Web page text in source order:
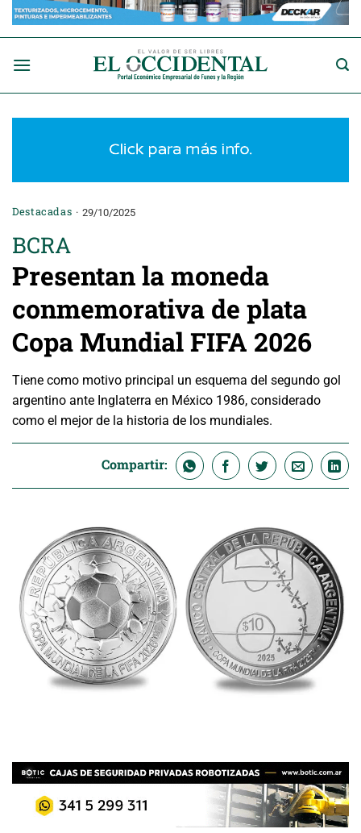
Saltar
Destacadas 29/10/2025
BCRA
Presentan la moneda
conmemorativa de plata
Copa Mundial FIFA 2026
Tiene como motivo principal un esquema del segundo gol
argentino ante Inglaterra en México 1986, considerado
como el mejor de la historia de los mundiales.
Compartir: